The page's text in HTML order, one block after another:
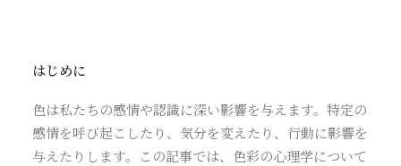
はじめに
色は私たちの感情や認識に深い影響を与えます。特定の
感情を呼び起こしたり、気分を変えたり、行動に影響を
与えたりします。この記事では、色彩の心理学について